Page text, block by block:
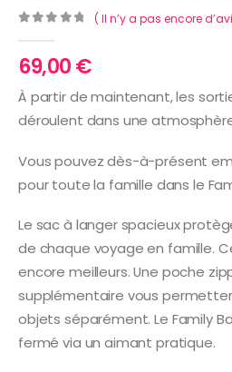
( Il n’y a pas encore
69,00€
À partir de maintenant, les
déroulent dans une
Vous pouvez dès-à-présent
pour toute la famille dans le
Le sac à langer spacieux
de chaque voyage en famille.
encore meilleurs. Une poche
supplémentaire vous
objets séparément. Le Family
fermé via un aimant pratique.